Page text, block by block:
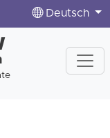
Deutsch